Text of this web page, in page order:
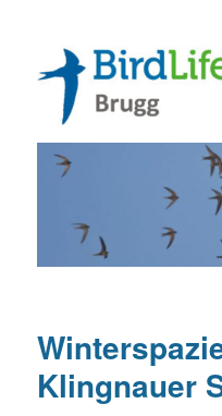
BirdLife Brugg
Klingnauer